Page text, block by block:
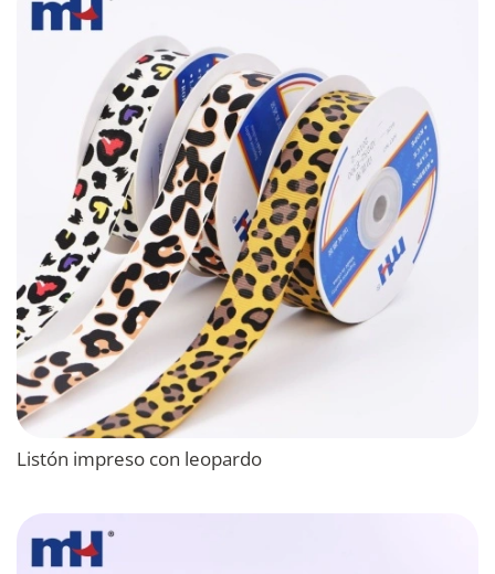
Listón impreso con leopardo